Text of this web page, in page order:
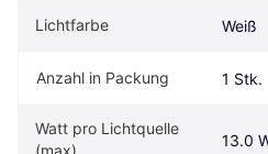
Lichtfarbe Weiß
Anzahl in Packung 1 Stk.
Watt pro Lichtquelle
(max)
13.0